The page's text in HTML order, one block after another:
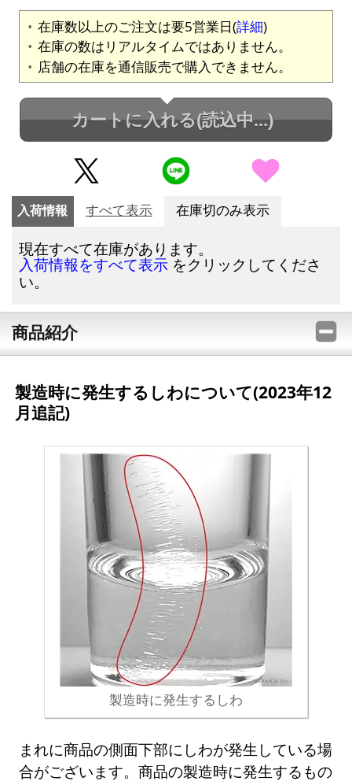
在庫数以上のご注文は要5営業日(詳細)
在庫の数はリアルタイムではありません。
店舗の在庫を通信販売で購入できません。
カートに入れる(読込中...)
入荷情報 すべて表示 在庫切のみ表示
現在すべて在庫があります。
入荷情報をすべて表示 をクリックしてくださ
い。
商品紹介
製造時に発生するしわについて(2023年12
月追記)
製造時に発生するしわ
まれに商品の側面下部にしわが発生している場
合がございます。商品の製造時に発生するもの